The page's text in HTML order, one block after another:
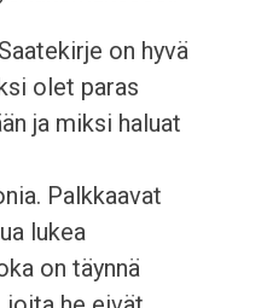
on hyvä
olet paras
ja miksi haluat
Palkkaavat
lukea
on täynnä